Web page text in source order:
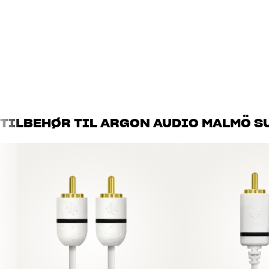
TILBEHØR TIL ARGON AUDIO MALMÖ